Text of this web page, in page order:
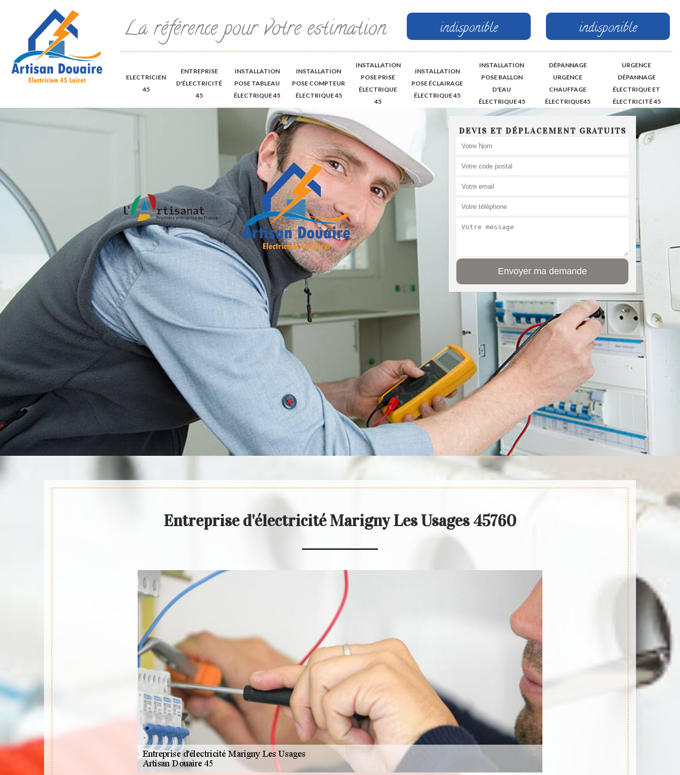
La référence pour votre estimation indisponible indisponible
ELECTRICIEN
45
ENTREPRISE
D'ÉLECTRICITÉ
45
INSTALLATION
POSE TABLEAU
ÉLECTRIQUE 45
INSTALLATION
POSE COMPTEUR
ÉLECTRIQUE 45
INSTALLATION
POSE PRISE
ÉLECTRIQUE
45
INSTALLATION
POSE ÉCLAIRAGE
ÉLECTRIQUE 45
INSTALLATION
POSE BALLON
D'EAU
ÉLECTRIQUE 45
DÉPANNAGE
URGENCE
CHAUFFAGE
ÉLECTRIQUE45
URGENCE
DÉPANNAGE
ÉLECTRIQUE ET
ÉLECTRICITÉ 45
DEVIS ET DÉPLACEMENT GRATUITS
Entreprise d'électricité Marigny Les Usages 45760